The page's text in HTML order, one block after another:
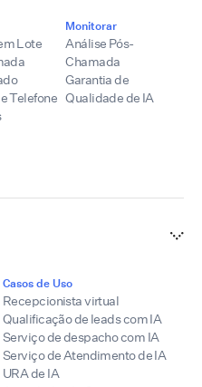
Lote
Telefone
Monitorar
Análise Pós-
Chamada
Garantia de
Qualidade de IA
Casos de Uso
Recepcionista virtual
Qualificação de leads com IA
Serviço de despacho com IA
Serviço de Atendimento de IA
URA de IA